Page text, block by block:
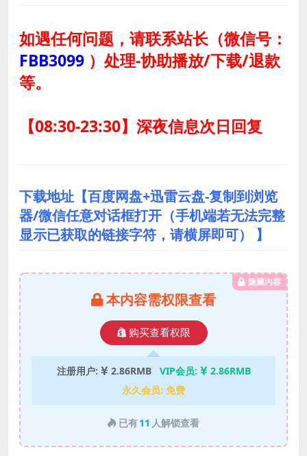
如遇任何问题，请联系站长（微信号：
FBB3099 ） 处理-协助播放/下载/退款
等。
【08:30-23:30】深夜信息次日回复
下载地址【百度网盘+迅雷云盘-复制到浏览
器/微信任意对话框打开（手机端若无法完整
显示已获取的链接字符，请横屏即可） 】
隐藏内容
本内容需权限查看
购买查看权限
注册用户: 2.86RMB VIP会员:
2.86RMB
永久会员: 免费
已有11 人解锁查看